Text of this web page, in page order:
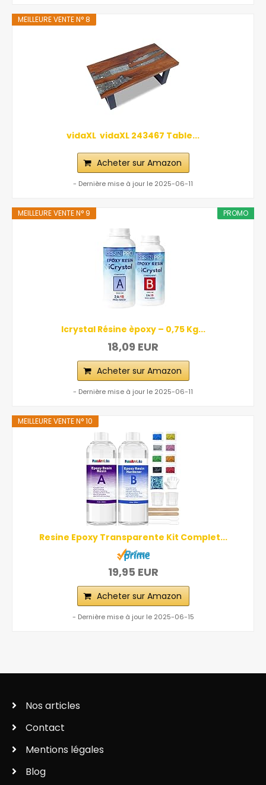
MEILLEURE VENTE N° 8
vidaXL ‎ vidaXL‎ ‎243467 Table...
Acheter sur Amazon
- Dernière mise à jour le 2025-06-11
PROMO
MEILLEURE VENTE N° 9
Icrystal Résine èpoxy – 0,75 Kg...
18,09 EUR
Acheter sur Amazon
- Dernière mise à jour le 2025-06-11
MEILLEURE VENTE N° 10
Resine Epoxy Transparente Kit Complet...
19,95 EUR
Acheter sur Amazon
- Dernière mise à jour le 2025-06-15
Nos articles
Contact
Mentions légales
Blog